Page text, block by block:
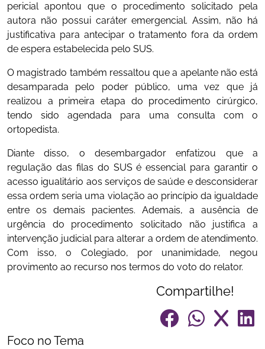
pericial apontou que o procedimento solicitado pela
autora não possui caráter emergencial. Assim, não há
justificativa para antecipar o tratamento fora da ordem
de espera estabelecida pelo SUS.
O magistrado também ressaltou que a apelante não está
desamparada pelo poder público, uma vez que já
realizou a primeira etapa do procedimento cirúrgico,
tendo sido agendada para uma consulta com o
ortopedista.
Diante disso, o desembargador enfatizou que a
regulação das filas do SUS é essencial para garantir o
acesso igualitário aos serviços de saúde e desconsiderar
essa ordem seria uma violação ao princípio da igualdade
entre os demais pacientes. Ademais, a ausência de
urgência do procedimento solicitado não justifica a
intervenção judicial para alterar a ordem de atendimento.
Com isso, o Colegiado, por unanimidade, negou
provimento ao recurso nos termos do voto do relator.
Compartilhe!
Foco no Tema